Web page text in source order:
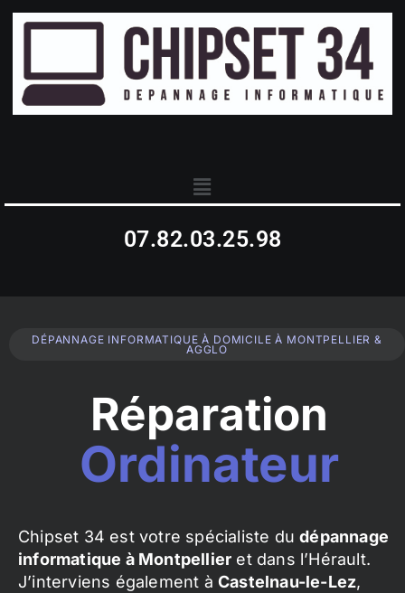
07.82.03.25.98
DÉPANNAGE INFORMATIQUE À DOMICILE À MONTPELLIER &
AGGLO
Réparation
Ordinateur
Chipset 34 est votre spécialiste dudépannage
informatique à Montpellier et dans l’Hérault.
J’interviens également à Castelnau-le-Lez,